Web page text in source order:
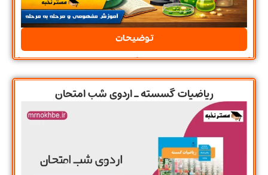
توضیحات
ریاضیات گسسته ـ اردوی شب امتحان